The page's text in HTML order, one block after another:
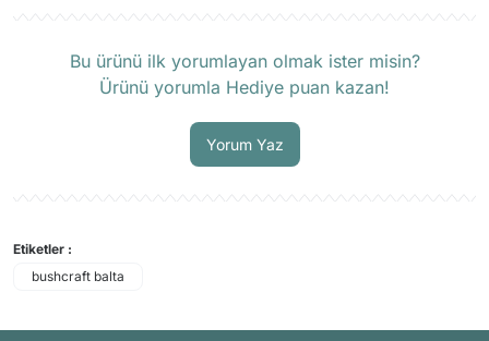
Bu ürünü ilk yorumlayan olmak ister misin?
Ürünü yorumla Hediye puan kazan!
Yorum Yaz
Etiketler :
bushcraft balta